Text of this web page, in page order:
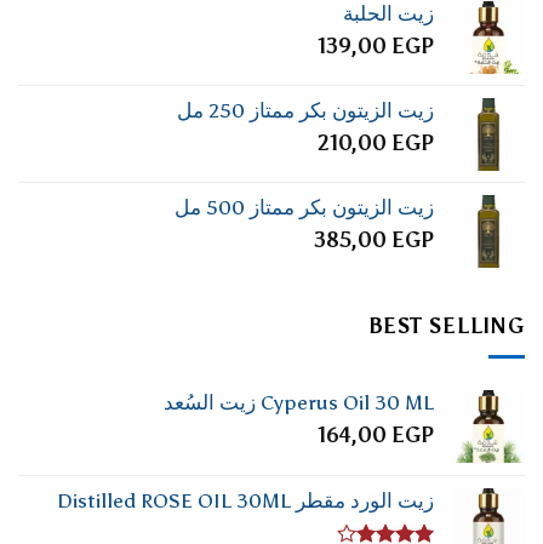
زيت الحلبة
139,00 EGP
زيت الزيتون بكر ممتاز 250 مل
210,00 EGP
زيت الزيتون بكر ممتاز 500 مل
385,00 EGP
BEST SELLING
Cyperus Oil 30 ML زيت السُعد
164,00 EGP
زيت الورد مقطر Distilled ROSE OIL 30ML